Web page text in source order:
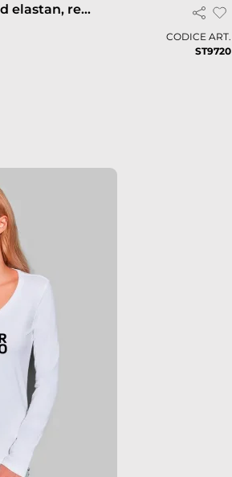
Claire T-shirt donna manica lunga cotone ed elastan, regular fit
CODICE ART.
ST9720